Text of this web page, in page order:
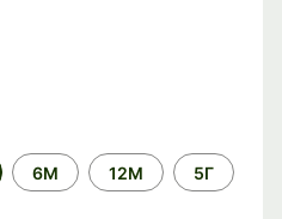
6М 12М 5Г